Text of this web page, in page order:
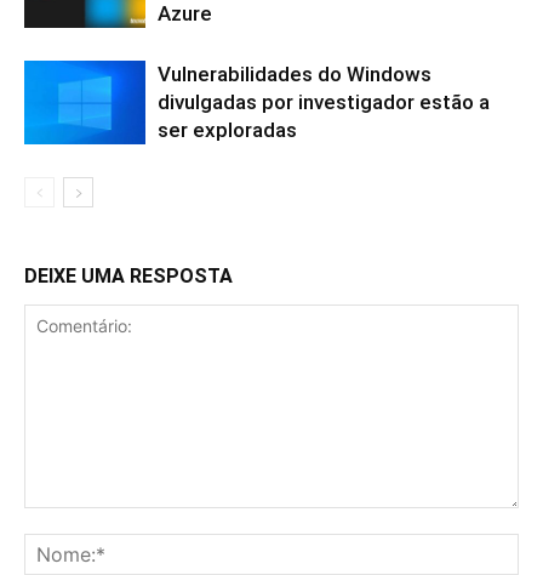
Azure
Vulnerabilidades do Windows
divulgadas por investigador estão a
ser exploradas
DEIXE UMA RESPOSTA